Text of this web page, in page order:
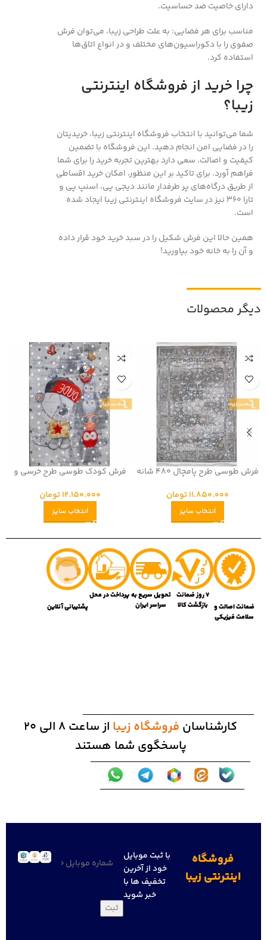
دارای خاصیت ضد حساسیت.
مناسب برای هر فضایی: به علت طراحی زیبا، می‌توان فرش
صفوی را با دکوراسیون‌های مختلف و در انواع اتاق‌ها
استفاده کرد.
چرا خرید از فروشگاه اینترنتی
زیبا؟
شما می‌توانید با انتخاب فروشگاه اینترنتی زیبا، خریدیتان
را در فضایی امن انجام دهید. این فروشگاه با تضمین
کیفیت و اصالت، سعی دارد بهترین تجربه خرید را برای شما
فراهم آورد. برای تاکید بر این منظور، امکان خرید اقساطی
از طریق درگاه‌های پر طرفدار مانند دیجی پی، اسنپ پی و
تارا 360 نیز در سایت فروشگاه اینترنتی زیبا ایجاد شده
است.
همین حالا این فرش شکیل را در سبد خرید خود قرار داده
و آن را به خانه خود بیاورید!
دیگر محصولات
فرش طوسی طرح پامچال 480 شانه
11.850.000 تومان
انتخاب سایز
فرش کودک طوسی طرح خرسی و
12.150.000 تومان
انتخاب سایز
ضمانت اصالت و
سلامت فیزیکی
7 روز ضمانت
بازگشت کالا
تحویل سریع به
سراسر ایران
پرداخت در محل
پشتیبانی آنلاین
کارشناسان فروشگاه زیبا
از ساعت 8 الی 20
پاسخگوی شما هستند
فروشگاه
اینترنتی زیبا
با ثبت موبایل
خود از آخرین
تخفیف ها با
خبر شوید
تلفن (ضروری)